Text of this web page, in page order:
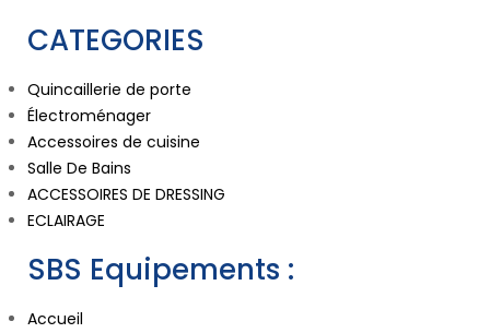
CATEGORIES
Quincaillerie de porte
Électroménager
Accessoires de cuisine
Salle De Bains
ACCESSOIRES DE DRESSING
ECLAIRAGE
SBS Equipements :
Accueil